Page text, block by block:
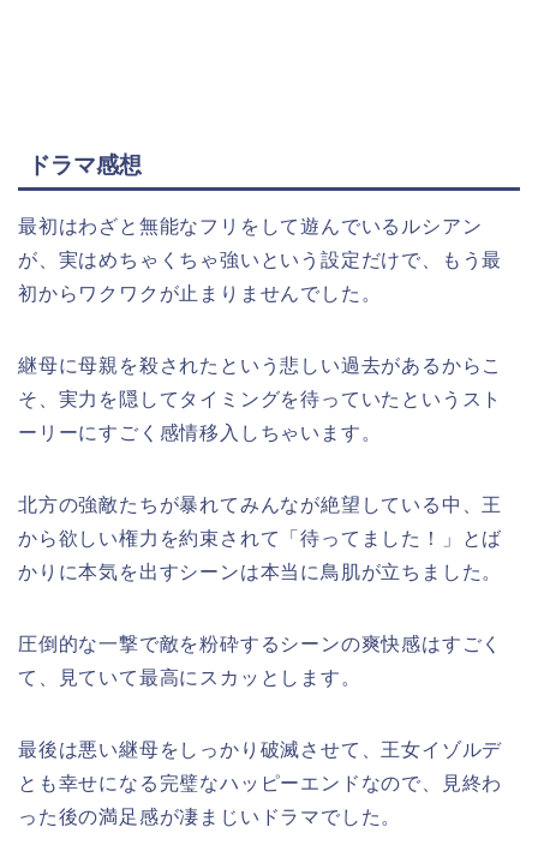
ドラマ感想
最初はわざと無能なフリをして遊んでいるルシアン
が、実はめちゃくちゃ強いという設定だけで、もう最
初からワクワクが止まりませんでした。
継母に母親を殺されたという悲しい過去があるからこ
そ、実力を隠してタイミングを待っていたというスト
ーリーにすごく感情移入しちゃいます。
北方の強敵たちが暴れてみんなが絶望している中、王
から欲しい権力を約束されて「待ってました！」とば
かりに本気を出すシーンは本当に鳥肌が立ちました。
圧倒的な一撃で敵を粉砕するシーンの爽快感はすごく
て、見ていて最高にスカッとします。
最後は悪い継母をしっかり破滅させて、王女イゾルデ
とも幸せになる完璧なハッピーエンドなので、見終わ
った後の満足感が凄まじいドラマでした。